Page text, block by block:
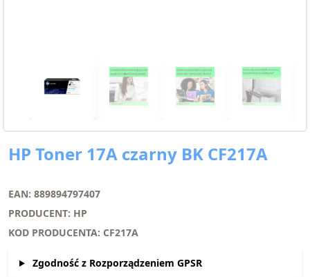
HP Toner 17A czarny BK CF217A
EAN: 889894797407
PRODUCENT: HP
KOD PRODUCENTA: CF217A
Zgodność z Rozporządzeniem GPSR